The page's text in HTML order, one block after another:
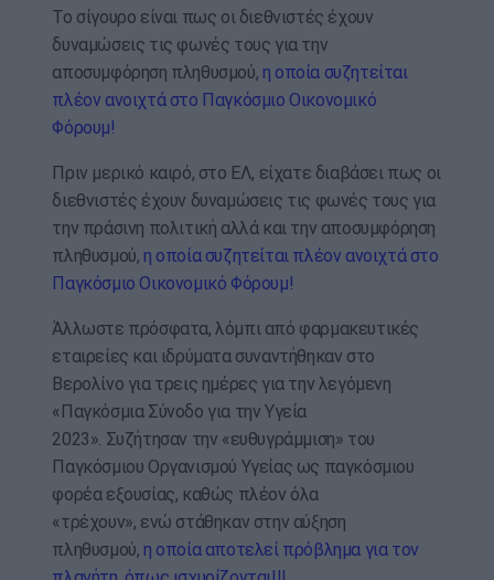
Το σίγουρο είναι πως οι διεθνιστές έχουν
δυναμώσεις τις φωνές τους για την
αποσυμφόρηση πληθυσμού, η οποία συζητείται
πλέον ανοιχτά στο Παγκόσμιο Οικονομικό
Φόρουμ!
Πριν μερικό καιρό, στο ΕΛ, είχατε διαβάσει πως οι
διεθνιστές έχουν δυναμώσεις τις φωνές τους για
την πράσινη πολιτική αλλά και την αποσυμφόρηση
πληθυσμού, η οποία συζητείται πλέον ανοιχτά στο
Παγκόσμιο Οικονομικό Φόρουμ!
Άλλωστε πρόσφατα, λόμπι από φαρμακευτικές
εταιρείες και ιδρύματα συναντήθηκαν στο
Βερολίνο για τρεις ημέρες για την λεγόμενη
«Παγκόσμια Σύνοδο για την Υγεία
2023». Συζήτησαν την «ευθυγράμμιση» του
Παγκόσμιου Οργανισμού Υγείας ως παγκόσμιου
φορέα εξουσίας, καθώς πλέον όλα
«τρέχουν», ενώ στάθηκαν στην αύξηση
πληθυσμού, η οποία αποτελεί πρόβλημα για τον